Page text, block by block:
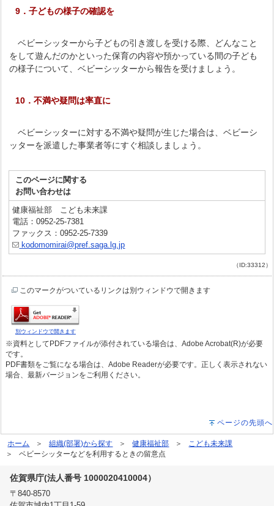
9．子どもの様子の確認を
ベビーシッターから子どもの引き渡しを受ける際、どんなこと
をして遊んだのかといった保育の内容や預かっている間の子ども
の様子について、ベビーシッターから報告を受けましょう。
10．不満や疑問は率直に
ベビーシッターに対する不満や疑問が生じた場合は、ベビーシ
ッターを派遣した事業者等にすぐ相談しましょう。
このページに関する
お問い合わせは
健康福祉部 こども未来課
電話：0952-25-7381
ファックス：0952-25-7339
kodomomirai@pref.saga.lg.jp
（ID:33312）
このマークがついているリンクは別ウィンドウで開きます
別ウィンドウで開きます
※資料としてPDFファイルが添付されている場合は、Adobe Acrobat(R)が必要
です。
PDF書類をご覧になる場合は、Adobe Readerが必要です。正しく表示されない
場合、最新バージョンをご利用ください。
ページの先頭へ
ホーム 組織(部署)から探す 健康福祉部
こども未来課
ベビーシッターなどを利用するときの留意点
佐賀県庁(法人番号 1000020410004）
〒840-8570